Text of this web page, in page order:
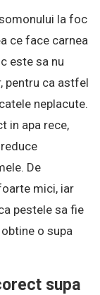
la foc
ce face carnea
este sa nu
pentru ca astfel
neplacute.
in apa rece,
De
mici, iar
pestele sa fie
o supa
supa